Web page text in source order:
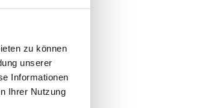
zu können
unserer
Informationen
Ihrer Nutzung